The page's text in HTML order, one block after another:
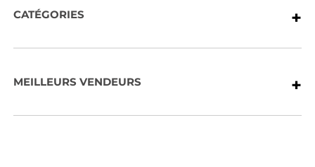
CATÉGORIES +
MEILLEURS VENDEURS +